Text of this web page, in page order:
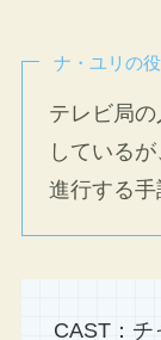
ナ・ユリの
テレビ局
している
進行する手
CAST：チ